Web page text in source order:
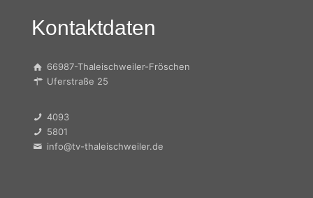
Kontaktdaten
66987-Thaleischweiler-Fröschen
Uferstraße 25
4093
5801
info@tv-thaleischweiler.de